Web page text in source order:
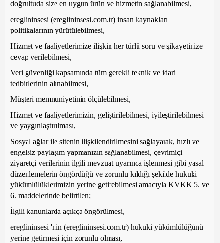
doğrultuda size en uygun ürün ve hizmetin sağlanabilmesi,
ereglininsesi (ereglininsesi.com.tr) insan kaynakları
politikalarının yürütülebilmesi,
Hizmet ve faaliyetlerimize ilişkin her türlü soru ve şikayetinize
cevap verilebilmesi,
Veri güvenliği kapsamında tüm gerekli teknik ve idari
tedbirlerinin alınabilmesi,
Müşteri memnuniyetinin ölçülebilmesi,
Hizmet ve faaliyetlerimizin, geliştirilebilmesi, iyileştirilebilmesi
ve yaygınlaştırılması,
Sosyal ağlar ile sitenin ilişkilendirilmesini sağlayarak, hızlı ve
engelsiz paylaşım yapmanızın sağlanabilmesi, çevrimiçi
ziyaretçi verilerinin ilgili mevzuat uyarınca işlenmesi gibi yasal
düzenlemelerin öngördüğü ve zorunlu kıldığı şekilde hukuki
yükümlülüklerimizin yerine getirebilmesi amacıyla KVKK 5. ve
6. maddelerinde belirtilen;
İlgili kanunlarda açıkça öngörülmesi,
ereglininsesi 'nin (ereglininsesi.com.tr) hukuki yükümlülüğünü
yerine getirmesi için zorunlu olması,